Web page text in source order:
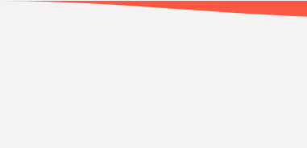
• Intern spart ihr Kosten